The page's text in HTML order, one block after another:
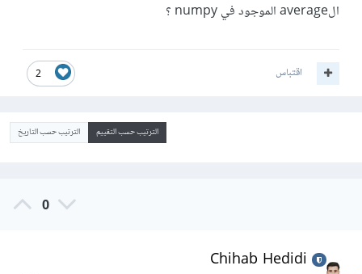
الaverage الموجود في numpy ؟
2 اقتباس
الترتيب حسب التقييم الترتيب حسب التاريخ
0
Chihab Hedidi